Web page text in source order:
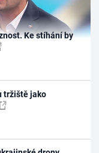
Ke stíhání by
tržiště jako